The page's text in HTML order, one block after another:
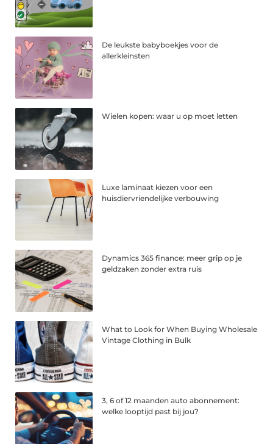
De leukste babyboekjes voor de
allerkleinsten
Wielen kopen: waar u op moet letten
Luxe laminaat kiezen voor een
huisdiervriendelijke verbouwing
Dynamics 365 finance: meer grip op je
geldzaken zonder extra ruis
What to Look for When Buying Wholesale
Vintage Clothing in Bulk
3, 6 of 12 maanden auto abonnement:
welke looptijd past bij jou?